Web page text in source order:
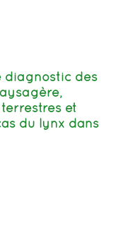
diagnostic des
et
du lynx dans